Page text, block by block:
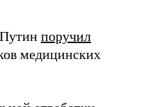
поручил
медицинских